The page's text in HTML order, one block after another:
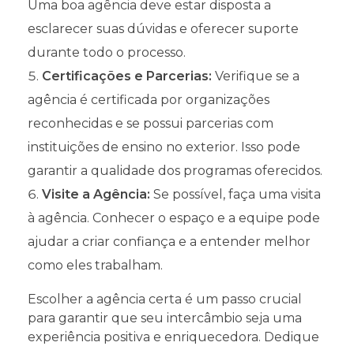
Uma boa agência deve estar disposta a
esclarecer suas dúvidas e oferecer suporte
durante todo o processo.
Certificações e Parcerias: Verifique se a
agência é certificada por organizações
reconhecidas e se possui parcerias com
instituições de ensino no exterior. Isso pode
garantir a qualidade dos programas oferecidos.
Visite a Agência: Se possível, faça uma visita
à agência. Conhecer o espaço e a equipe pode
ajudar a criar confiança e a entender melhor
como eles trabalham.
Escolher a agência certa é um passo crucial
para garantir que seu intercâmbio seja uma
experiência positiva e enriquecedora. Dedique